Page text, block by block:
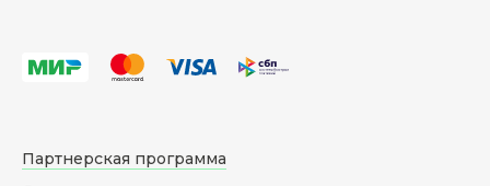
Партнерская программа